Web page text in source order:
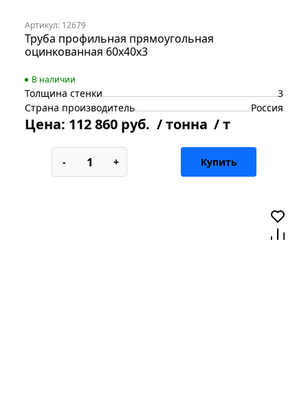
Артикул: 12679
Труба профильная прямоугольная
оцинкованная 60х40х3
В наличии
Толщина стенки
3
Страна производитель
Россия
Цена: 112 860 руб. / тонна / т
- + Купить